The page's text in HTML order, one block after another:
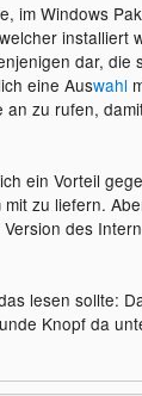
im Windows
installiert
dar, die
eine Auswahl
zu rufen,
ein Vorteil
zu liefern.
des
lesen sollte:
Knopf da